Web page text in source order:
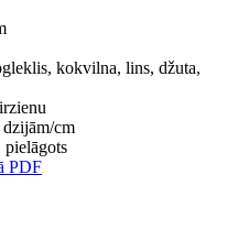
kokvilna, lins, džuta,
cm
PDF